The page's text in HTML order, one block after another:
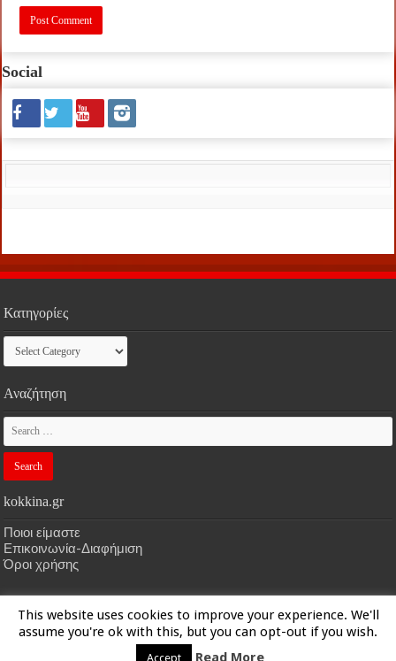
Social
Κατηγορίες
Κατηγορίες
Αναζήτηση
kokkina.gr
Ποιοι είμαστε
Επικοινωνία-Διαφήμιση
Όροι χρήσης
HOMEkokkina.gr | Designed bykokkina.gr
This website uses cookies to improve your experience. We'll
assume you're ok with this, but you can opt-out if you wish.
Accept Read More